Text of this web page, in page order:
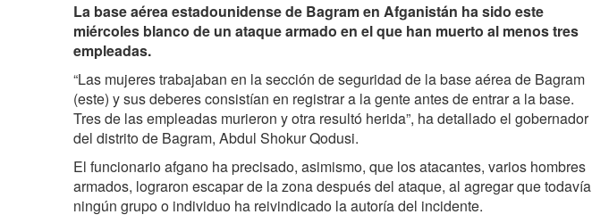
La base aérea estadounidense de Bagram en Afganistán ha sido este
miércoles blanco de un ataque armado en el que han muerto al menos tres
empleadas.
“Las mujeres trabajaban en la sección de seguridad de la base aérea de Bagram
(este) y sus deberes consistían en registrar a la gente antes de entrar a la base.
Tres de las empleadas murieron y otra resultó herida”, ha detallado el gobernador
del distrito de Bagram, Abdul Shokur Qodusi.
El funcionario afgano ha precisado, asimismo, que los atacantes, varios hombres
armados, lograron escapar de la zona después del ataque, al agregar que todavía
ningún grupo o individuo ha reivindicado la autoría del incidente.